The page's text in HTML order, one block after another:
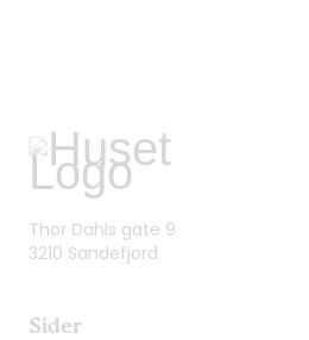
Thor Dahls gate 9
3210 Sandefjord
Sider